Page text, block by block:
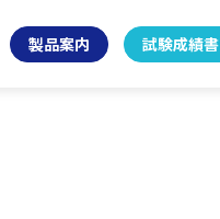
製品案内 試験成績書